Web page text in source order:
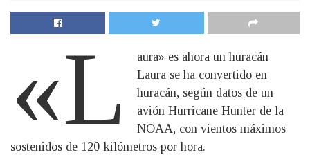
«L
aura» es ahora un huracán
Laura se ha convertido en
huracán, según datos de un
avión Hurricane Hunter de la
NOAA, con vientos máximos
sostenidos de 120 kilómetros por hora.